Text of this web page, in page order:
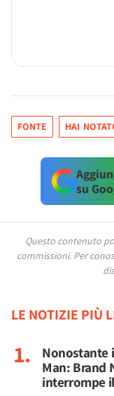
FONTE HAI
su
Questo contenuto
commissioni. Per
LE NOTIZIE PIÙ
Nonostante
Man: Brand
interrompe